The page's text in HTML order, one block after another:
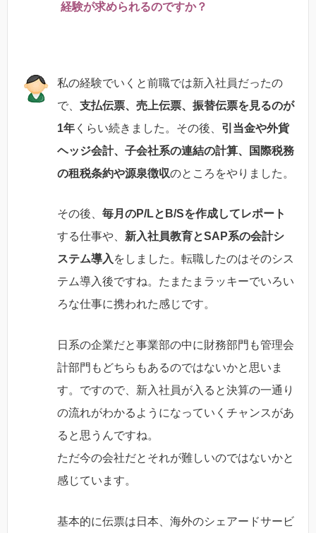
経験が求められるのですか？
私の経験でいくと前職では新入社員だったの
で、 支払伝票、売上伝票、振替伝票を見るのが
1年 くらい続きました。その後、 引当金や外貨
ヘッジ会計、子会社系の連結の計算、国際税務
の租税条約や源泉徴収のところをやりました。
その後、 毎月のP/LとB/Sを作成してレポート
する仕事や、 新入社員教育とSAP系の会計シ
ステム導入 をしました。転職したのはそのシス
テム導入後ですね。たまたまラッキーでいろい
ろな仕事に携われた感じです。
日系の企業だと事業部の中に財務部門も管理会
計部門もどちらもあるのではないかと思いま
す。ですので、新入社員が入ると決算の一通り
の流れがわかるようになっていくチャンスがあ
ると思うんですね。
ただ今の会社だとそれが難しいのではないかと
感じています。
基本的に伝票は日本、海外のシェアードサービ